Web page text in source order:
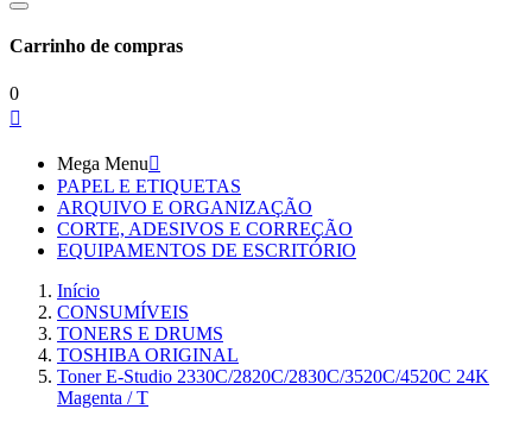
Carrinho de compras
0

Mega Menu
PAPEL E ETIQUETAS
ARQUIVO E ORGANIZAÇÃO
CORTE, ADESIVOS E CORREÇÃO
EQUIPAMENTOS DE ESCRITÓRIO
Início
CONSUMÍVEIS
TONERS E DRUMS
TOSHIBA ORIGINAL
Toner E-Studio 2330C/2820C/2830C/3520C/4520C 24K
Magenta / T